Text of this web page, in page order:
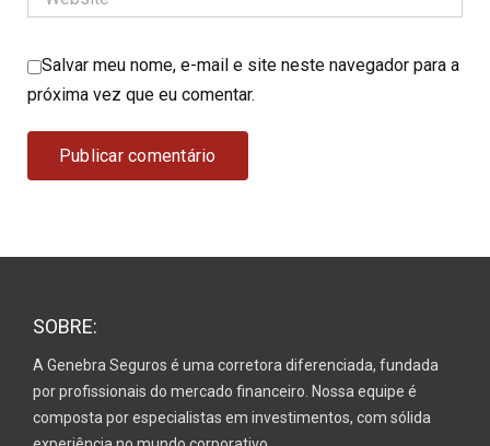
Salvar meu nome, e-mail e site neste navegador para a
próxima vez que eu comentar.
SOBRE:
A Genebra Seguros é uma corretora diferenciada, fundada
por profissionais do mercado financeiro. Nossa equipe é
composta por especialistas em investimentos, com sólida